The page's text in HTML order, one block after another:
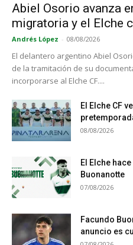
Abiel Osorio avanza
migratoria y el Elche
Andrés López - 08/08/2026
El delantero argentino Abiel
de la tramitación de su
incorporarse al Elche CF....
El Elche CF
08/08/2026
El Elche
Buonanotte
07/08/2026
Facundo
anuncio es